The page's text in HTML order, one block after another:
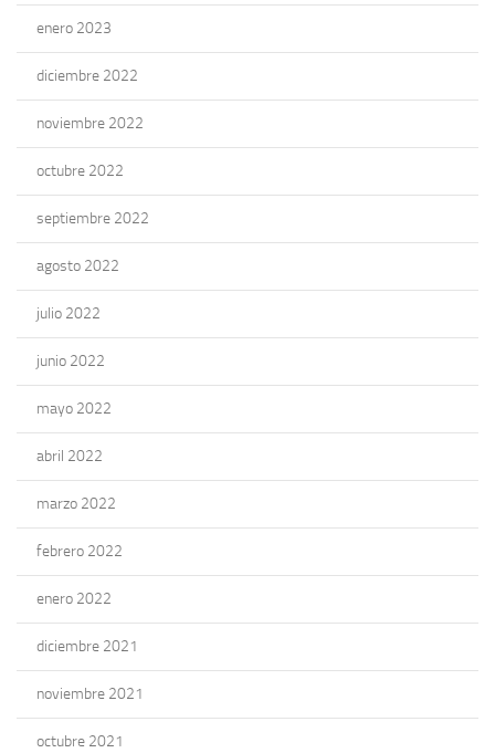
enero 2023
diciembre 2022
noviembre 2022
octubre 2022
septiembre 2022
agosto 2022
julio 2022
junio 2022
mayo 2022
abril 2022
marzo 2022
febrero 2022
enero 2022
diciembre 2021
noviembre 2021
octubre 2021